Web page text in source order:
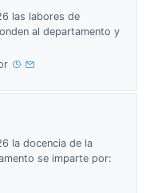
las labores de
al departamento y
la docencia de la
se imparte por: